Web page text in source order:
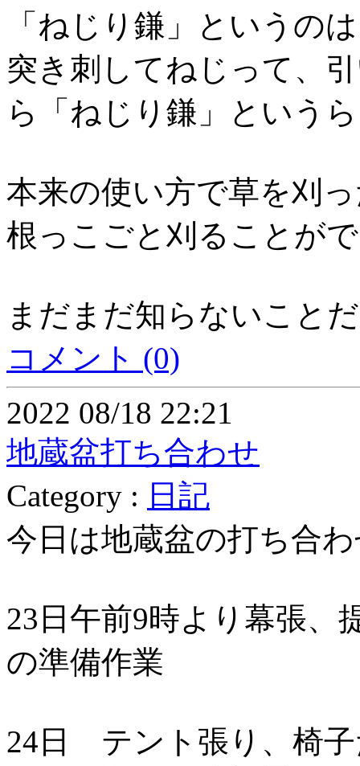
「ねじり鎌」というのは
突き刺してねじって、
ら「ねじり鎌」という
本来の使い方で草を刈
根っこごと刈ることが
まだまだ知らないこと
コメント (0)
2022 08/18 22:21
地蔵盆打ち合わせ
Category : 日記
今日は地蔵盆の打ち合
23日午前9時より幕張、
の準備作業
24日 テント張り、椅子